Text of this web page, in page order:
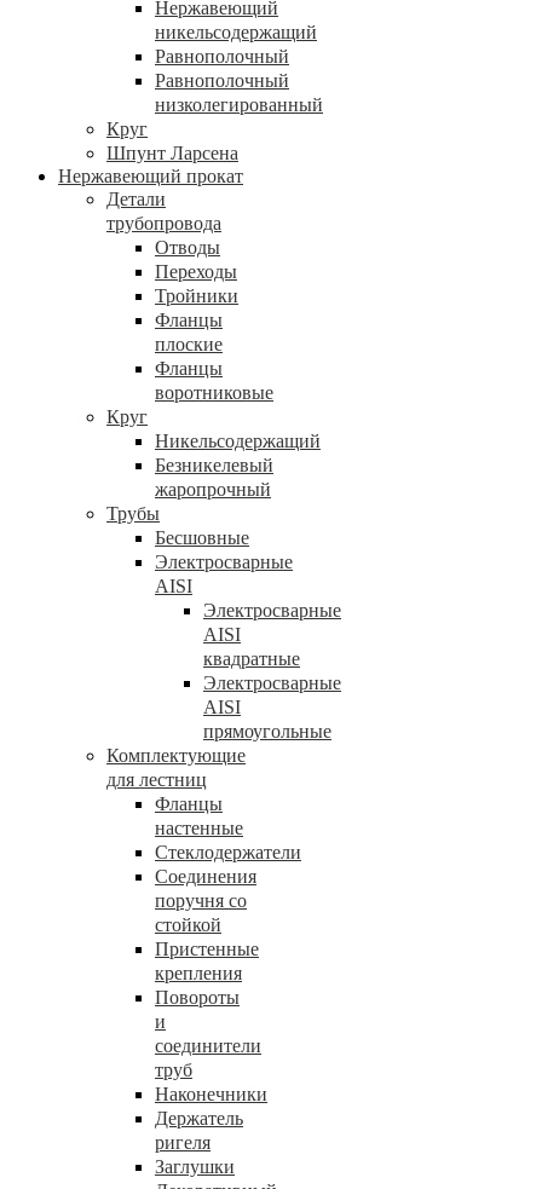
Нержавеющий
никельсодержащий
Равнополочный
Равнополочный
низколегированный
Круг
Шпунт Ларсена
Нержавеющий прокат
Детали
трубопровода
Отводы
Переходы
Тройники
Фланцы
плоские
Фланцы
воротниковые
Круг
Никельсодержащий
Безникелевый
жаропрочный
Трубы
Бесшовные
Электросварные
AISI
Электросварные
AISI
квадратные
Электросварные
AISI
прямоугольные
Комплектующие
для лестниц
Фланцы
настенные
Стеклодержатели
Соединения
поручня со
стойкой
Пристенные
крепления
Повороты
и
соединители
труб
Наконечники
Держатель
ригеля
Заглушки